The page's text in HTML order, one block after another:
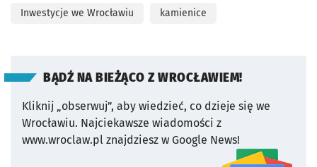
Inwestycje we Wrocławiu kamienice
BĄDŹ NA BIEŻĄCO Z WROCŁAWIEM!
Kliknij „obserwuj”, aby wiedzieć, co dzieje się we
Wrocławiu. Najciekawsze wiadomości z
www.wroclaw.pl znajdziesz w Google News!